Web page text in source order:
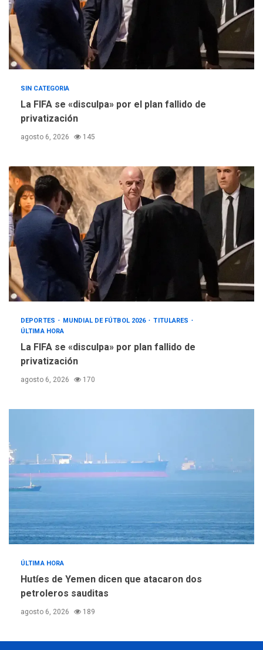
SIN CATEGORIA
La FIFA se «disculpa» por el plan fallido de
privatización
agosto 6, 2026 145
DEPORTES MUNDIAL DE FÚTBOL 2026
TITULARES
ÚLTIMA HORA
La FIFA se «disculpa» por plan fallido de
privatización
agosto 6, 2026 170
ÚLTIMA HORA
Hutíes de Yemen dicen que atacaron dos
petroleros sauditas
agosto 6, 2026 189